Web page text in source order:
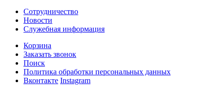
Сотрудничество
Новости
Служебная информация
Корзина
Заказать звонок
Поиск
Политика обработки персональных данных
Вконтакте Instagram